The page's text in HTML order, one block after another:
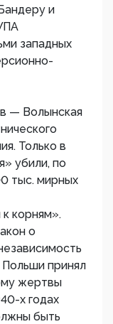
и
западных
— Волынская
Только в
убили, по
тыс. мирных
корням».
о
принял
жертвы
х годах
быть